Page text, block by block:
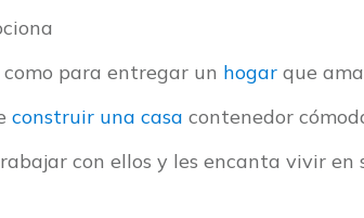
para entregar un hogar que
construir una casa contenedor
con ellos y les encanta vivir en